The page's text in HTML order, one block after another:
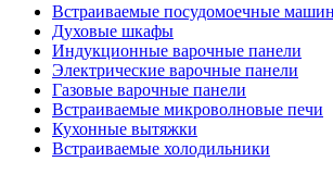
Встраиваемые посудомоечные
Духовые шкафы
Индукционные варочные панели
Электрические варочные панели
Газовые варочные панели
Встраиваемые микроволновые печи
Кухонные вытяжки
Встраиваемые холодильники